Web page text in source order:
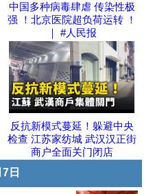
中国多种病毒肆虐 传染性极
强 ！北京医院超负荷运转 ！
｜ #人民报
反抗新模式蔓延！躲避中央
检查 江苏家纺城 武汉汉正街
商户全面关门闭店
日